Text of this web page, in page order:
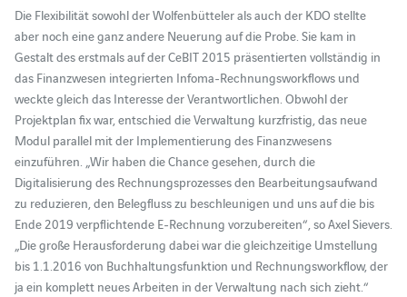
Die Flexibilität sowohl der Wolfenbütteler als auch der KDO stellte
aber noch eine ganz andere Neuerung auf die Probe. Sie kam in
Gestalt des erstmals auf der CeBIT 2015 präsentierten vollständig in
das Finanzwesen integrierten Infoma-Rechnungsworkflows und
weckte gleich das Interesse der Verantwortlichen. Obwohl der
Projektplan fix war, entschied die Verwaltung kurzfristig, das neue
Modul parallel mit der Implementierung des Finanzwesens
einzuführen. „Wir haben die Chance gesehen, durch die
Digitalisierung des Rechnungsprozesses den Bearbeitungsaufwand
zu reduzieren, den Belegfluss zu beschleunigen und uns auf die bis
Ende 2019 verpflichtende E-Rechnung vorzubereiten“, so Axel Sievers.
„Die große Herausforderung dabei war die gleichzeitige Umstellung
bis 1.1.2016 von Buchhaltungsfunktion und Rechnungsworkflow, der
ja ein komplett neues Arbeiten in der Verwaltung nach sich zieht.“